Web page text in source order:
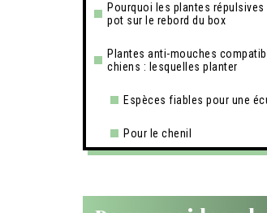
Pourquoi les plantes
pot sur le rebord du box
Plantes anti-mouches
chiens : lesquelles planter
Espèces fiables pour une
Pour le chenil